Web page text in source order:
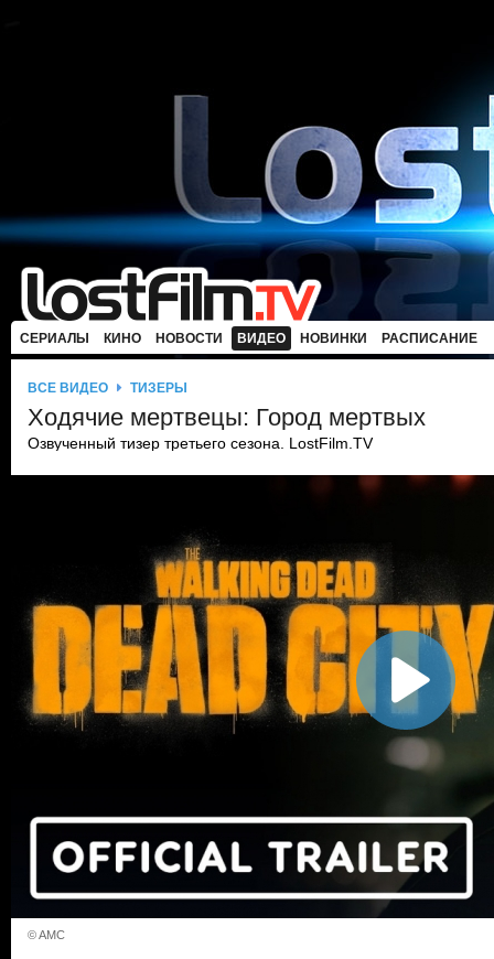
СЕРИАЛЫ КИНО НОВОСТИ ВИДЕО НОВИНКИ РАСПИСАНИЕ
ВСЕ ВИДЕО ТИЗЕРЫ
Ходячие мертвецы: Город мертвых
Озвученный тизер третьего сезона. LostFilm.TV
© AMC